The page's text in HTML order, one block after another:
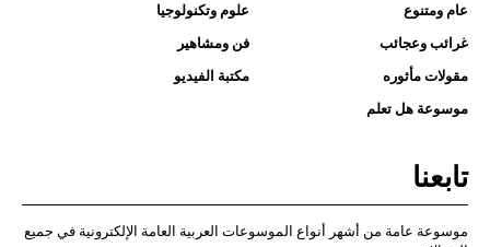
تابعنا
موسوعة عامة من أشهر أنواع الموسوعات العربية العامة الإلكترونية في جميع
عام ومتنوع
علوم وتكنولوجيا
غرائب وعجائب
فن ومشاهير
مقولات مأثوره
مكتبة الفيديو
موسوعة هل تعلم